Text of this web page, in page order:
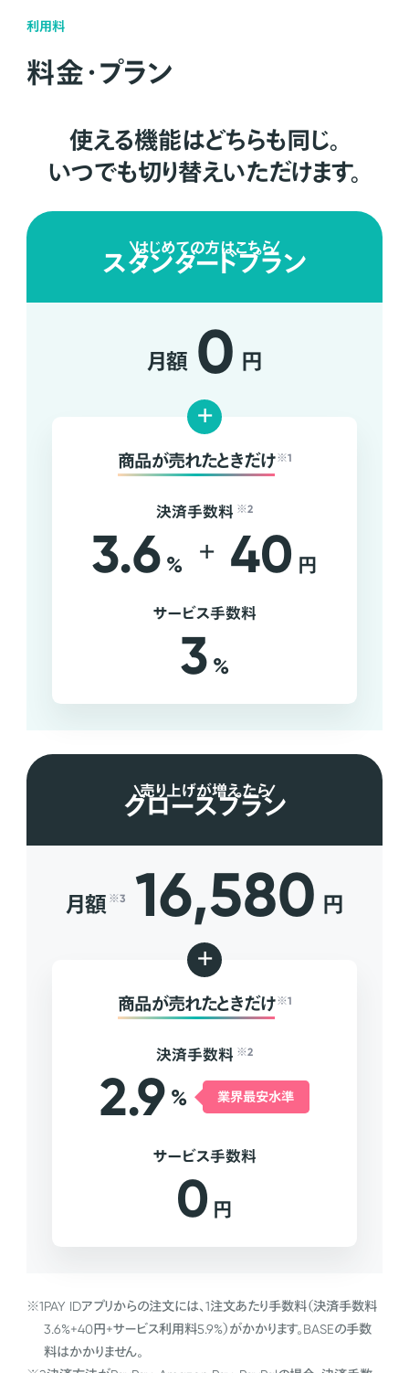
利用料
料金・プラン
使える機能はどちらも同じ。
いつでも切り替えいただけます。
はじめての方はこちら
スタンダードプラン
月額 0 円
+
商品が売れたときだけ ※1
決済手数料 ※2
3.6 % + 40 円
サービス手数料
3 %
売り上げが増えたら
グロースプラン
月額 ※3 16,580 円
+
商品が売れたときだけ ※1
決済手数料 ※2
2.9 % 業界最安水準
サービス手数料
0 円
※1PAY IDアプリからの注文には、1注文あたり手数料（決済手数料
3.6%+40円+サービス利用料5.9%）がかかります。BASEの手数
料はかかりません。